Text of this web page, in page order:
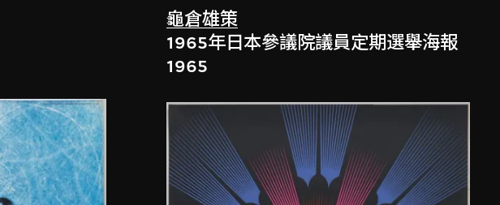
龜倉雄策
1965年日本參議院議員定期選舉海報
1965